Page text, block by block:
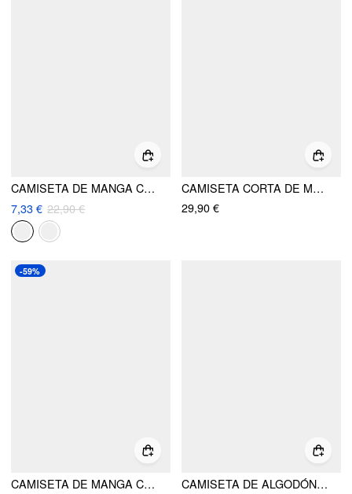
CAMISETA DE MANGA CORTA DE GRAN TAMAÑO
7,33 € 22,90 €
CAMISETA CORTA DE MANGA CORTA DE ALGODÓN CON DOBLADILLO BURBUJA
29,90 €
-59%
CAMISETA DE MANGA CORTA CON ENCAJE Y CUELLO REDONDO DE 100% ALGODÓN
CAMISETA DE ALGODÓN CON MEZCLA, RAYAS, CUELLO REDONDO, MANGA DE LONGITUD MEDIA Y CINTURA AJUSTADA